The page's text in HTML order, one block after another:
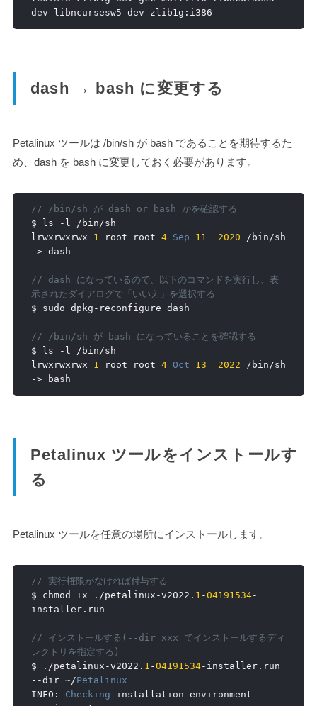
dev libncursesw5 -dev zlib1g : i386
dash → bash に変更する
Petalinux ツールは /bin/sh が bash であることを期待するた
め、dash を bash に変更しておく必要があります。
// /bin/sh が dash or bash かを確認する
$ ls
- l / bin /sh
lrwxrwxrwx 1 root root 4 Sep 11 2020 / bin /
-> dash
// dash になっているので、以下のコマンドを実行し、表
示されたダイアログで「いいえ」を選択する
$ sudo dpkg - reconfigure dash
// /bin/sh が bash になっていることを確認する
$ ls
- l / bin /sh
lrwxrwxrwx 1 root root 4 Oct 13 2022 / bin /
-> bash
Petalinux ツールをインストールす
る
Petalinux ツールを任意の場所にインストールします。
// 実行権限がなければ付与する
$ chmod +x ./petalinux -v2022 . 1 -04191534-
installer. run
// インストールする(--dir xxx でインストールするディ
レクトリを指定する)
$
./petalinux -v2022 . 1 -04191534- installer.
--dir ~/Petalinux
INFO : Checking installation environment